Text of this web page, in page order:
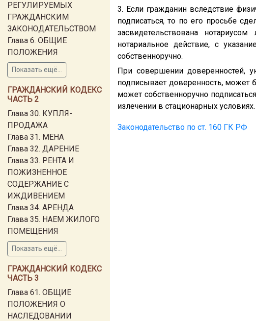
РЕГУЛИРУЕМЫХ
ГРАЖДАНСКИМ
ЗАКОНОДАТЕЛЬСТВОМ
Глава 6. ОБЩИЕ
ПОЛОЖЕНИЯ
Показать ещё...
ГРАЖДАНСКИЙ КОДЕКС
ЧАСТЬ 2
Глава 30. КУПЛЯ-
ПРОДАЖА
Глава 31. МЕНА
Глава 32. ДАРЕНИЕ
Глава 33. РЕНТА И
ПОЖИЗНЕННОЕ
СОДЕРЖАНИЕ С
ИЖДИВЕНИЕМ
Глава 34. АРЕНДА
Глава 35. НАЕМ ЖИЛОГО
ПОМЕЩЕНИЯ
Показать ещё...
ГРАЖДАНСКИЙ КОДЕКС
ЧАСТЬ 3
Глава 61. ОБЩИЕ
ПОЛОЖЕНИЯ О
НАСЛЕДОВАНИИ
3. Если гражданин вследствие
подписаться, то по его просьбе
засвидетельствована
нотариальное действие, с
собственноручно.
При совершении доверенностей,
подписывает доверенность, может
может собственноручно
излечении в стационарных условиях.
Законодательство по ст. 160 ГК РФ